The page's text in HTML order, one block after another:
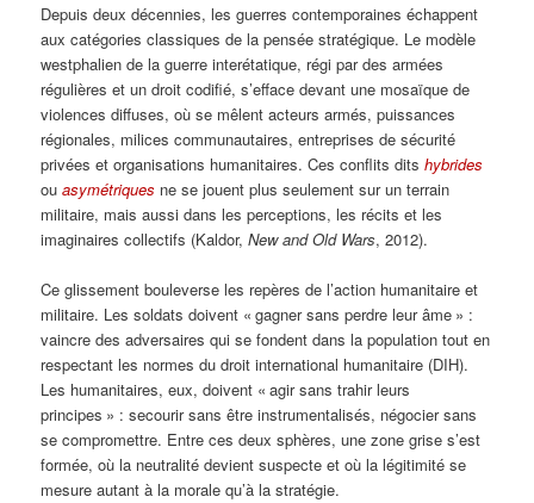
Depuis deux décennies, les guerres contemporaines échappent
aux catégories classiques de la pensée stratégique. Le modèle
westphalien de la guerre interétatique, régi par des armées
régulières et un droit codifié, s’efface devant une mosaïque de
violences diffuses, où se mêlent acteurs armés, puissances
régionales, milices communautaires, entreprises de sécurité
privées et organisations humanitaires. Ces conflits ditshybrides
ouasymétriques ne se jouent plus seulement sur un terrain
militaire, mais aussi dans les perceptions, les récits et les
imaginaires collectifs (Kaldor,New and Old Wars, 2012).
Ce glissement bouleverse les repères de l’action humanitaire et
militaire. Les soldats doivent « gagner sans perdre leur âme » :
vaincre des adversaires qui se fondent dans la population tout en
respectant les normes du droit international humanitaire (DIH).
Les humanitaires, eux, doivent « agir sans trahir leurs
principes » : secourir sans être instrumentalisés, négocier sans
se compromettre. Entre ces deux sphères, une zone grise s’est
formée, où la neutralité devient suspecte et où la légitimité se
mesure autant à la morale qu’à la stratégie.